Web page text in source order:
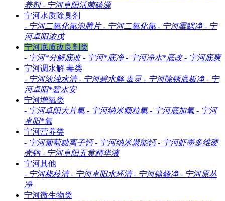
养剂 - 宁河卓阳活菌碳源
宁河水质除臭剂
- 宁河二氧化氯泡腾片 - 宁河二氧化氯 - 宁河霉鰓净 - 宁
河卓阳浓戊
宁河底质改良剂类
- 宁河*分解底改 - 宁河*底净 - 宁河净水*底改 - 宁河底爽
宁河调水解 毒类
- 宁河浓浊水清 - 宁河碧水解 毒灵 - 宁河除锈底板净 - 宁
河卓阳*碧水安
宁河增氧类
- 宁河卓阳大片氧 - 宁河纳米颗粒氧 - 宁河底加氧 - 宁河
卓阳*氧
宁河营养类
- 宁河葡萄糖离子钙 - 宁河纳米聚能钙 - 宁河虾墨多维硬
壳钙 - 宁河卓阳五黄精华液
宁河其他
- 宁河桡枝清 - 宁河卓阳水环清 - 宁河锚鳋净 - 宁河原丛
净
宁河微生物类